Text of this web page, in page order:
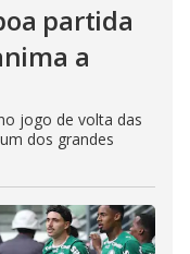
partida
a
jogo de volta das
dos grandes